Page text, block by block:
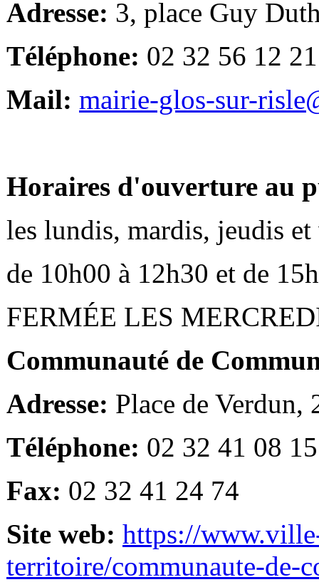
Adresse: 3, place Guy
Téléphone: 02 32 56 12 21
Mail: mairie-glos-sur-
Horaires d'ouverture au
les lundis, mardis, jeudis et
de 10h00 à 12h30 et de
FERMÉE LES
Communauté de
Adresse: Place de Verdun,
Téléphone: 02 32 41 08 15
Fax: 02 32 41 24 74
Site web: https://
territoire/communaute-de-